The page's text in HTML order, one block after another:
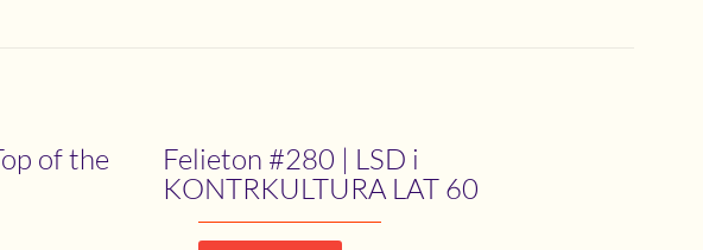
of the
Felieton #280 | LSD i
KONTRKULTURA LAT 60